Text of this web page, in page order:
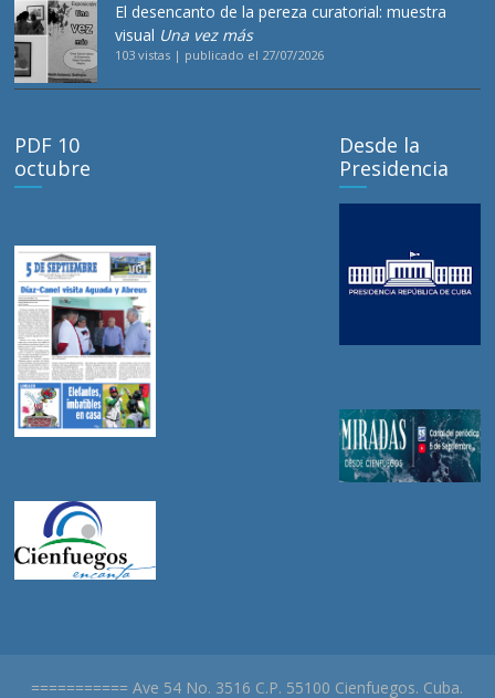
El desencanto de la pereza curatorial: muestra
visual Una vez más
103 vistas | publicado el 27/07/2026
PDF 10
octubre
Desde la
Presidencia
=========== Ave 54 No. 3516 C.P. 55100 Cienfuegos. Cuba.